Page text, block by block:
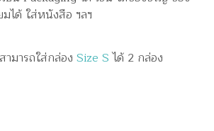
ได้ ใส่หนังสือ ฯลฯ
มารถใส่กล่อง Size Sได้ 2 กล่อง